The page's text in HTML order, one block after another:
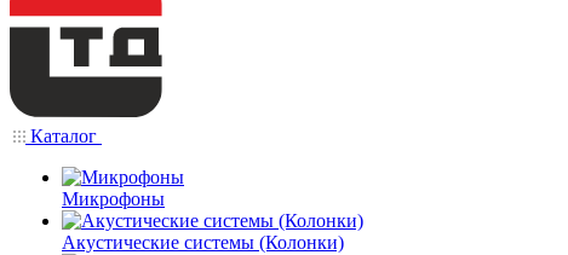
Каталог
Микрофоны
Акустические системы (Колонки)